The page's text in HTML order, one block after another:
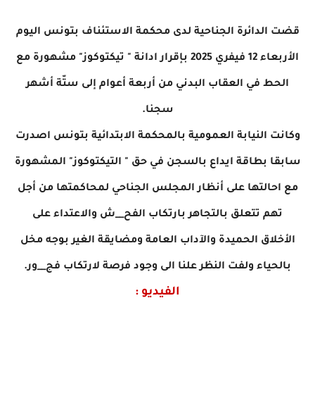
قضت الدائرة الجناحية لدى محكمة الاستئناف بتونس اليوم
الأربعاء 12 فيفري 2025 بإقرار ادانة " تيكتوكوز" مشهورة مع
الحط في العقاب البدني من أربعة أعوام إلى ستّة أشهر
سجنا.
وكانت النيابة العمومية بالمحكمة الابتدائية بتونس اصدرت
سابقا بطاقة ايداع بالسجن في حق " التيكتوكوز" المشهورة
مع احالتها على أنظار المجلس الجناحي لمحاكمتها من أجل
تهم تتعلق بالتجاهر بارتكاب الفح__ش والاعتداء على
الأخلاق الحميدة والآداب العامة ومضايقة الغير بوجه مخل
بالحياء ولفت النظر علنا الى وجود فرصة لارتكاب فج__ور.
الفيديو :